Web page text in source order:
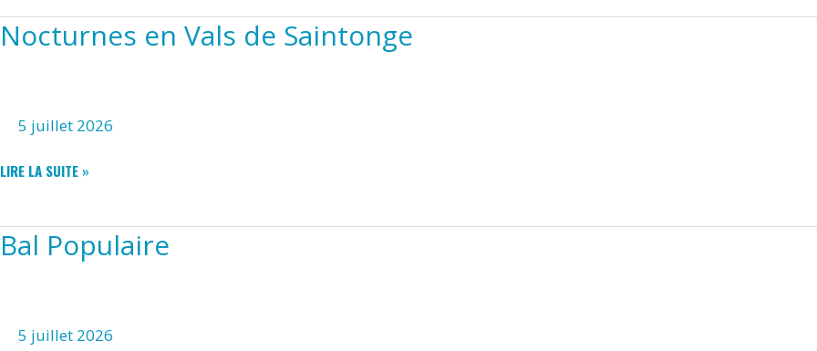
Nocturnes en Vals de Saintonge
5 juillet 2026
NOCTURNES
DE
SAINTONGE
LIRE LA SUITE »
Bal Populaire
5 juillet 2026